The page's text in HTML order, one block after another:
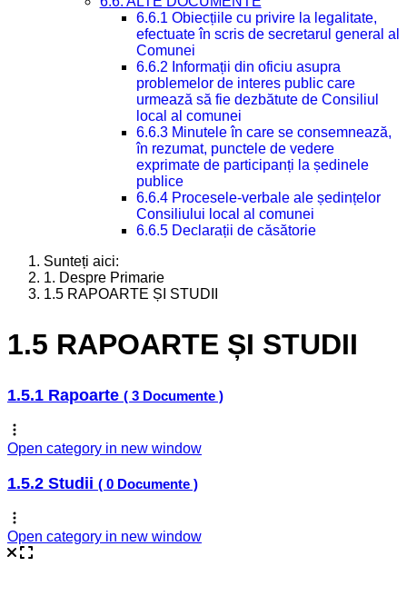
6.6.1 Obiecțiile cu privire la legalitate,
efectuate în scris de secretarul general al
Comunei
6.6.2 Informații din oficiu asupra
problemelor de interes public care
urmează să fie dezbătute de Consiliul
local al comunei
6.6.3 Minutele în care se consemnează,
în rezumat, punctele de vedere
exprimate de participanți la ședinele
publice
6.6.4 Procesele-verbale ale ședințelor
Consiliului local al comunei
6.6.5 Declarații de căsătorie
Sunteți aici:
1. Despre Primarie
1.5 RAPOARTE ȘI STUDII
1.5 RAPOARTE ȘI STUDII
1.5.1 Rapoarte ( 3 Documente )
Open category in new window
1.5.2 Studii ( 0 Documente )
Open category in new window